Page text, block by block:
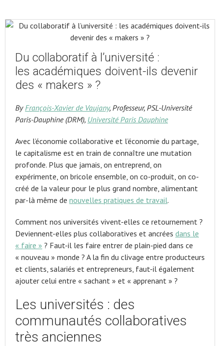
Du collaboratif à l’université :
les académiques doivent-ils devenir
des « makers » ?
ByFrançois-Xavier de Vaujany, Professeur, PSL-Université
Paris-Dauphine (DRM), Université Paris Dauphine
Avec l’économie collaborative et l’économie du partage,
le capitalisme est en train de connaître une mutation
profonde. Plus que jamais, on entreprend, on
expérimente, on bricole ensemble, on co-produit, on co-
créé de la valeur pour le plus grand nombre, alimentant
par-là même de nouvelles pratiques de travail.
Comment nos universités vivent-elles ce retournement ?
Deviennent-elles plus collaboratives et ancrées dans le
« faire » ? Faut-il les faire entrer de plain-pied dans ce
« nouveau » monde ? A la fin du clivage entre producteurs
et clients, salariés et entrepreneurs, faut-il également
ajouter celui entre « sachant » et « apprenant » ?
Les universités : des
communautés collaboratives
très anciennes